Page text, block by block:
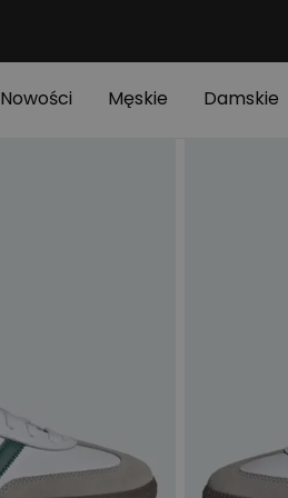
Nowości Męskie Damskie